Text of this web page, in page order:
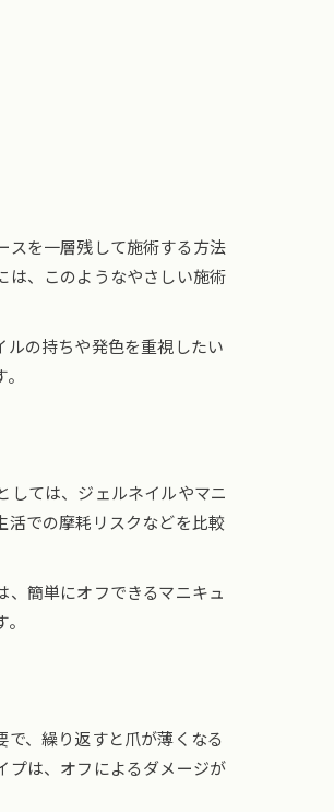
スを一層残して施術する方法
は、このようなやさしい施術
の持ちや発色を重視したい
しては、ジェルネイルやマニ
活での摩耗リスクなどを比較
簡単にオフできるマニキュ
、繰り返すと爪が薄くなる
プは、オフによるダメージが